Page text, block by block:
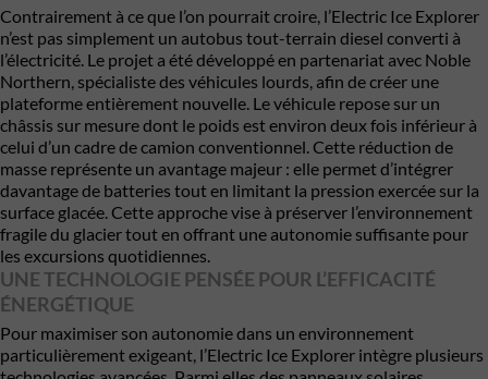
Contrairement à ce que l’on pourrait croire, l’Electric Ice Explorer
n’est pas simplement un autobus tout-terrain diesel converti à
l’électricité. Le projet a été développé en partenariat avec Noble
Northern, spécialiste des véhicules lourds, afin de créer une
plateforme entièrement nouvelle. Le véhicule repose sur un
châssis sur mesure dont le poids est environ deux fois inférieur à
celui d’un cadre de camion conventionnel. Cette réduction de
masse représente un avantage majeur : elle permet d’intégrer
davantage de batteries tout en limitant la pression exercée sur la
surface glacée. Cette approche vise à préserver l’environnement
fragile du glacier tout en offrant une autonomie suffisante pour
les excursions quotidiennes.
UNE TECHNOLOGIE PENSÉE POUR L’EFFICACITÉ
ÉNERGÉTIQUE
Pour maximiser son autonomie dans un environnement
particulièrement exigeant, l’Electric Ice Explorer intègre plusieurs